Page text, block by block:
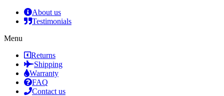
About us
Testimonials
Menu
Returns
Shipping
Warranty
FAQ
Contact us